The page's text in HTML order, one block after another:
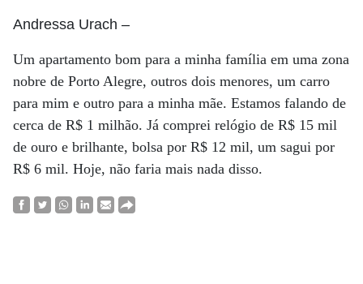
Andressa Urach –
Um apartamento bom para a minha família em uma zona
nobre de Porto Alegre, outros dois menores, um carro
para mim e outro para a minha mãe. Estamos falando de
cerca de R$ 1 milhão. Já comprei relógio de R$ 15 mil
de ouro e brilhante, bolsa por R$ 12 mil, um sagui por
R$ 6 mil. Hoje, não faria mais nada disso.